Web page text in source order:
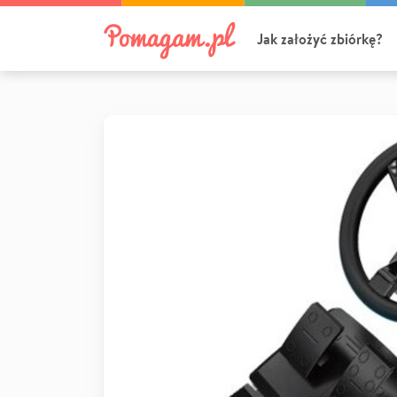
Jak założyć zbiórkę?